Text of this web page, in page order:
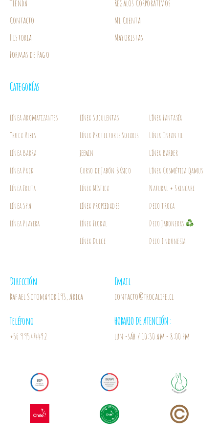
Tienda
Contacto
Historia
Formas de Pago
Regalos Corporativos
Mi Cuenta
Mayoristas
Categorías
Línea Aromatizantes
Troca Vibes
Línea Barra
Línea Pack
Línea Fruta
Línea SPA
Línea Playera
Línea Suculentas
Línea Protectores Solares
Jeewin
Curso de Jabón Básico
Línea Mística
Línea Propiedades
Línea Floral
Línea Dulce
Línea Fantasía
Línea Infantil
Línea Barber
Línea Cosmética Qamus
Natural + Skincare
Deco Troca
Deco Jaboneras
Deco Indonesia
Dirección
Rafael Sotomayor 193, Arica
Teléfono
+56 9 95474492
Email
contacto@trocalife.cl
HORARIO DE ATENCIÓN :
lun -sáb / 10:30 am - 8:00 pm